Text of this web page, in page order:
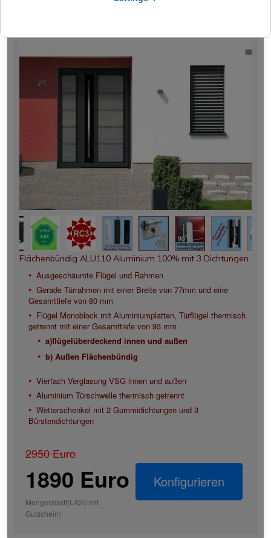
Flächenbündig ALU110 Aluminium 100% mit 3 Dichtungen
Ausgeschäumte Flügel und Rahmen
Gerade Türrahmen mit einer Breite von 77mm und eine
Gesamttiefe von 80 mm
Flügel Monoblock mit Aluminiumplatten, Türflügel thermisch
getrennt mit einer Gesamttiefe von 93 mm
a)flügelüberdeckend innen und außen
b) Außen Flächenbündig
Vierfach Verglasung VSG innen und außen
Aluminium Türschwelle thermisch getrennt
Wetterschenkel mit 2 Gummidichtungen und 3
Bürstendichtungen
2950 Euro
1890 Euro
Mengerabatt(LA20 mit
Gutschein)
Konfigurieren